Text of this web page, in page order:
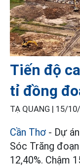
Tiến độ
tỉ đồng
TẠ QUANG | 15/
Cần Thơ - Dự án
Sóc Trăng
12,40%. Chậm